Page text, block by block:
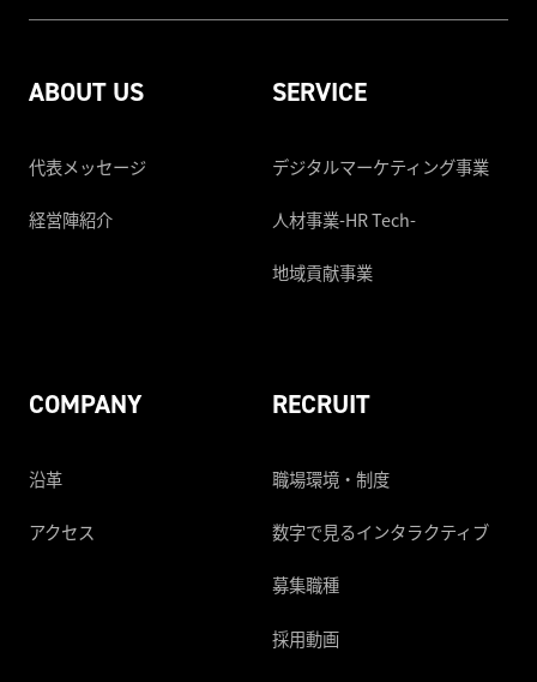
ABOUT US
代表メッセージ
経営陣紹介
SERVICE
デジタルマーケティング事業
人材事業-HR Tech-
地域貢献事業
COMPANY
沿革
アクセス
RECRUIT
職場環境・制度
数字で見るインタラクティブ
募集職種
採用動画